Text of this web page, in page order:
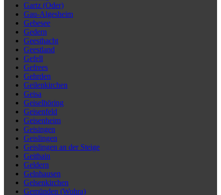
Gartz (Oder)
Gau-Algesheim
Gebesee
Gedern
Geesthacht
Geestland
Gefell
Gefrees
Gehrden
Geilenkirchen
Geisa
Geiselhöring
Geisenfeld
Geisenheim
Geisingen
Geislingen
Geislingen an der Steige
Geithain
Geldern
Gelnhausen
Gelsenkirchen
Gemünden (Wohra)